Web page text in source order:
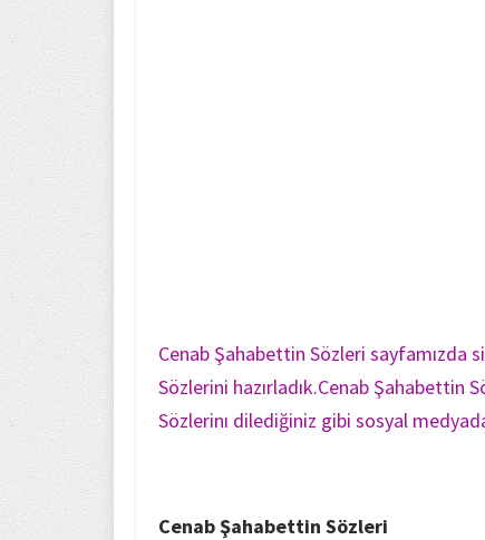
Cenab Şahabettin Sözleri sayfamızda
Sözlerini hazırladık.Cenab Şahabettin
Sözlerinı dilediğiniz gibi sosyal
Cenab Şahabettin Sözleri